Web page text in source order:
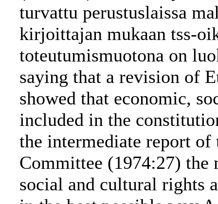
turvattu perustuslaissa
kirjoittajan mukaan tss-
toteutumismuotona on
saying that a revision of
showed that economic,
included in the
the intermediate report
Committee (1974:27) the
social and cultural rights